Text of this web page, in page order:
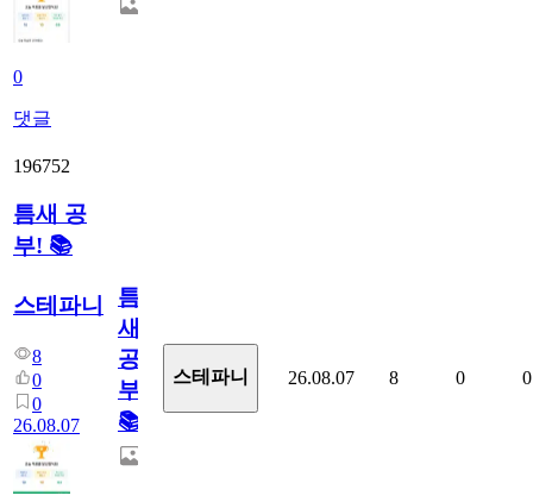
0
댓글
196752
틈새 공
부! 📚
스테파니
8
0
0
26.08.07
틈
새
공
부!
📚
스테파니 26.08.07 8 0 0